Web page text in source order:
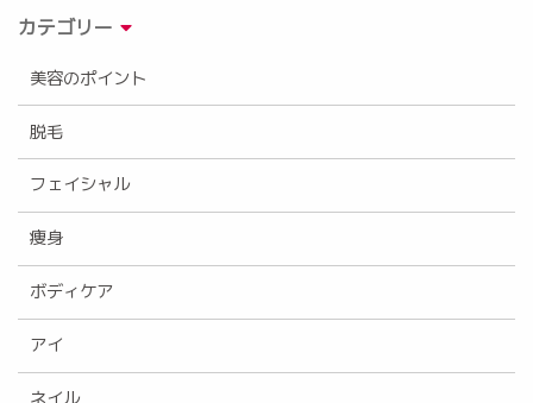
カテゴリー
美容のポイント
脱毛
フェイシャル
痩身
ボディケア
アイ
ネイル